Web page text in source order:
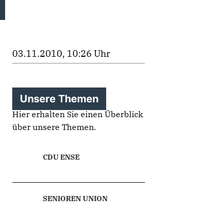
03.11.2010, 10:26 Uhr
Unsere Themen
Hier erhalten Sie einen Überblick
über unsere Themen.
CDU ENSE
SENIOREN UNION